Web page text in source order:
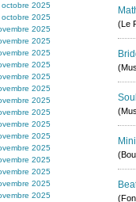
octobre 2025
octobre 2025
2025
2025
2025
2025
2025
2025
2025
2025
2025
2025
2025
2025
2025
2025
2025
(Le